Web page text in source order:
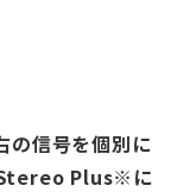
の信号を個別に
Plus※に